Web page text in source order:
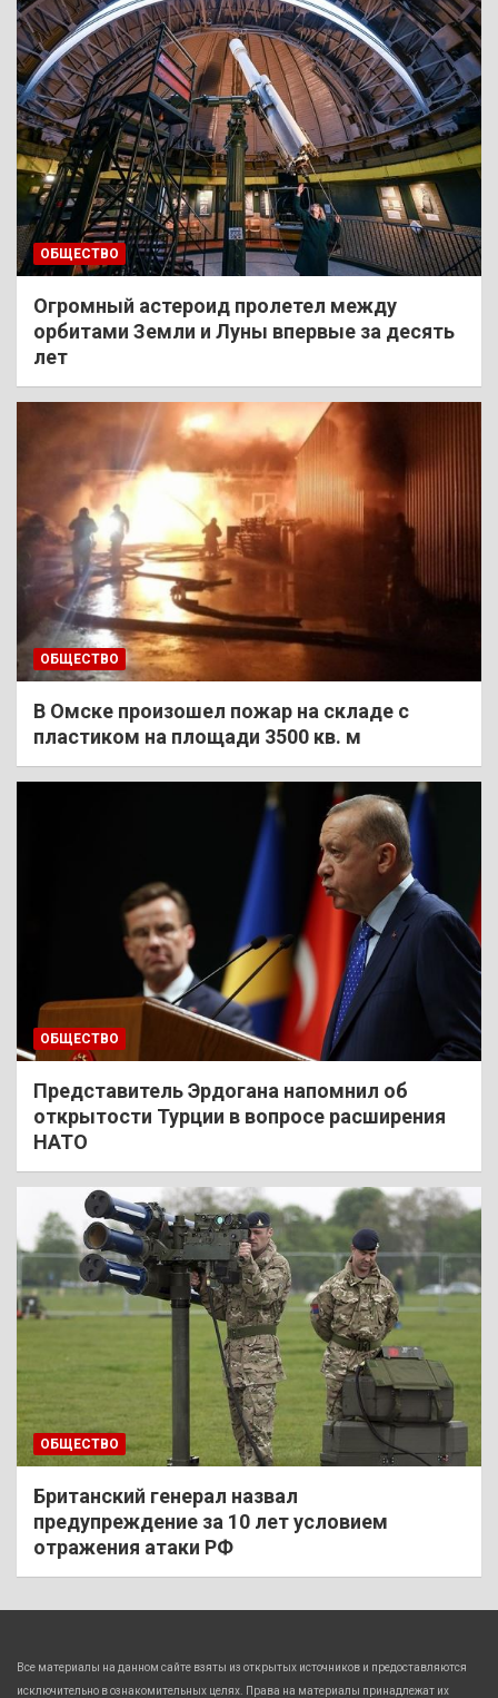
ОБЩЕСТВО
Огромный астероид пролетел между
орбитами Земли и Луны впервые за десять
лет
ОБЩЕСТВО
В Омске произошел пожар на складе с
пластиком на площади 3500 кв. м
ОБЩЕСТВО
Представитель Эрдогана напомнил об
открытости Турции в вопросе расширения
НАТО
ОБЩЕСТВО
Британский генерал назвал
предупреждение за 10 лет условием
отражения атаки РФ
Все материалы на данном сайте взяты из открытых источников и предоставляются
исключительно в ознакомительных целях. Права на материалы принадлежат их